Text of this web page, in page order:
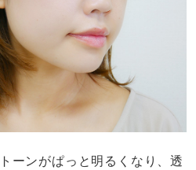
ーンがぱっと明るくなり、透